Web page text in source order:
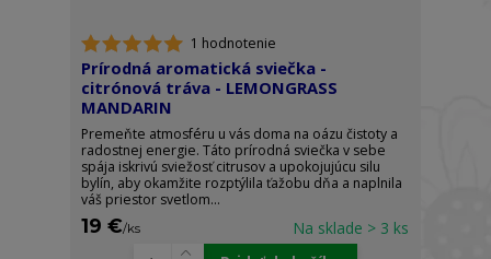
1 hodnotenie
Prírodná aromatická sviečka -
citrónová tráva - LEMONGRASS
MANDARIN
Premeňte atmosféru u vás doma na oázu čistoty a
radostnej energie. Táto prírodná sviečka v sebe
spája iskrivú sviežosť citrusov a upokojujúcu silu
bylín, aby okamžite rozptýlila ťažobu dňa a naplnila
váš priestor svetlom...
19 €/ks Na sklade > 3 ks